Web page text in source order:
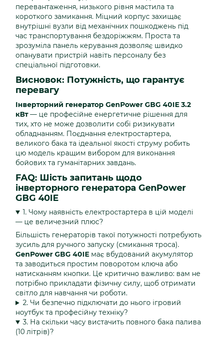
перевантаження, низького рівня мастила та
короткого замикання. Міцний корпус захищає
внутрішні вузли від механічних пошкоджень під
час транспортування бездоріжжям. Проста та
зрозуміла панель керування дозволяє швидко
опанувати пристрій навіть персоналу без
спеціальної підготовки.
Висновок: Потужність, що гарантує
перевагу
Інверторний генератор GenPower GBG 40IE 3.2
кВт— це професійне енергетичне рішення для
тих, хто не може дозволити собі ризикувати
обладнанням. Поєднання електростартера,
великого бака та ідеальної якості струму робить
цю модель кращим вибором для виконання
бойових та гуманітарних завдань.
FAQ: Шість запитань щодо
інверторного генератора GenPower
GBG 40IE
1. Чому наявність електростартера в цій моделі
— це величезний плюс?
Більшість генераторів такої потужності потребують
зусиль для ручного запуску (смикання троса).
GenPower GBG 40IE має вбудований акумулятор
та заводиться простим поворотом ключа або
натисканням кнопки. Це критично важливо: вам не
потрібно прикладати фізичну силу, щоб отримати
світло для навчання чи роботи.
2. Чи безпечно підключати до нього ігровий
ноутбук та професійну техніку?
3. На скільки часу вистачить повного бака палива
(10 літрів)?